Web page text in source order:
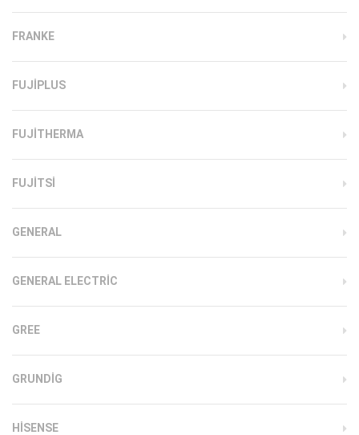
FRANKE
FUJIPLUS
FUJITHERMA
FUJITSI
GENERAL
GENERAL ELECTRIC
GREE
GRUNDIG
HISENSE